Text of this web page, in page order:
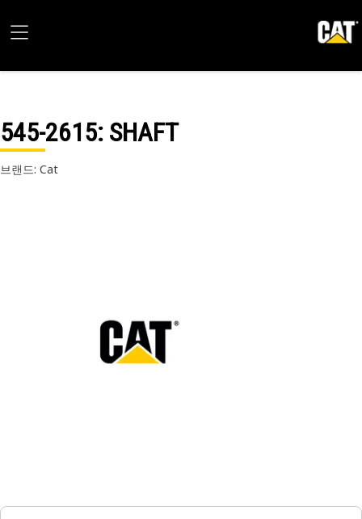
545-2615: SHAFT
브랜드: Cat